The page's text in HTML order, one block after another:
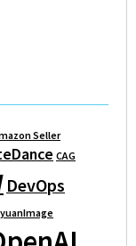
Seller
CAG
DevOps